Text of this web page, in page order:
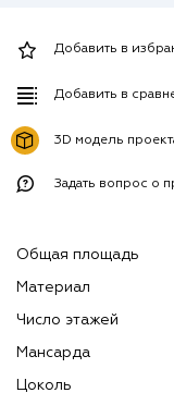
Добавить в
Добавить в
3D модель
Задать вопрос о
Общая площадь
Материал
Число этажей
Мансарда
Цоколь